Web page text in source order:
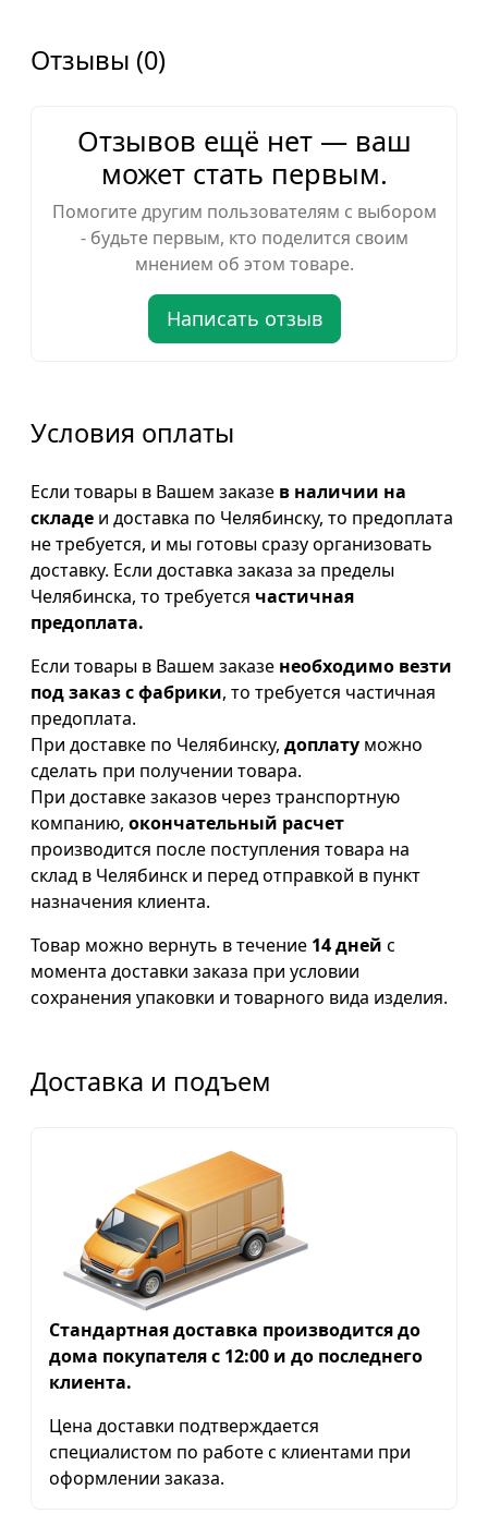
Отзывы (0)
Отзывов ещё нет — ваш
может стать первым.
Помогите другим пользователям с выбором
- будьте первым, кто поделится своим
мнением об этом товаре.
Написать отзыв
Условия оплаты
Если товары в Вашем заказе в наличии на
складе и доставка по Челябинску, то предоплата
не требуется, и мы готовы сразу организовать
доставку. Если доставка заказа за пределы
Челябинска, то требуется частичная
предоплата.
Если товары в Вашем заказе необходимо везти
под заказ с фабрики, то требуется частичная
предоплата.
При доставке по Челябинску, доплату можно
сделать при получении товара.
При доставке заказов через транспортную
компанию, окончательный расчет
производится после поступления товара на
склад в Челябинск и перед отправкой в пункт
назначения клиента.
Товар можно вернуть в течение 14 дней с
момента доставки заказа при условии
сохранения упаковки и товарного вида изделия.
Доставка и подъем
Стандартная доставка производится до
дома покупателя с 12:00 и до последнего
клиента.
Цена доставки подтверждается
специалистом по работе с клиентами при
оформлении заказа.